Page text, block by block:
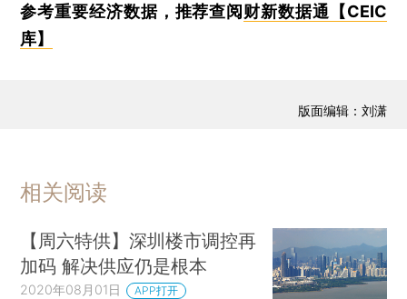
参考重要经济数据，推荐查阅财新数据通【CEIC
库】
版面编辑：刘潇
相关阅读
【周六特供】深圳楼市调控再
加码 解决供应仍是根本
2020年08月01日 APP打开